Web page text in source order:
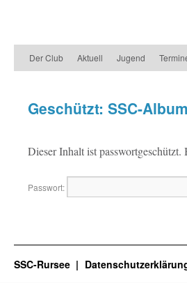
Der Club Aktuell Jugend
Geschützt: SSC-Album
Dieser Inhalt ist
Passwort:
SSC-Rursee